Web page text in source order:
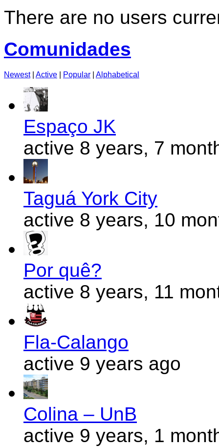
There are no users
Comunidades
Newest Active Popular Alphabetical
Espaço JK
active 8 years, 7
Taguá York City
active 8 years, 10
Por quê?
active 8 years, 11
Fla-Calango
active 9 years ago
Colina – UnB
active 9 years, 1